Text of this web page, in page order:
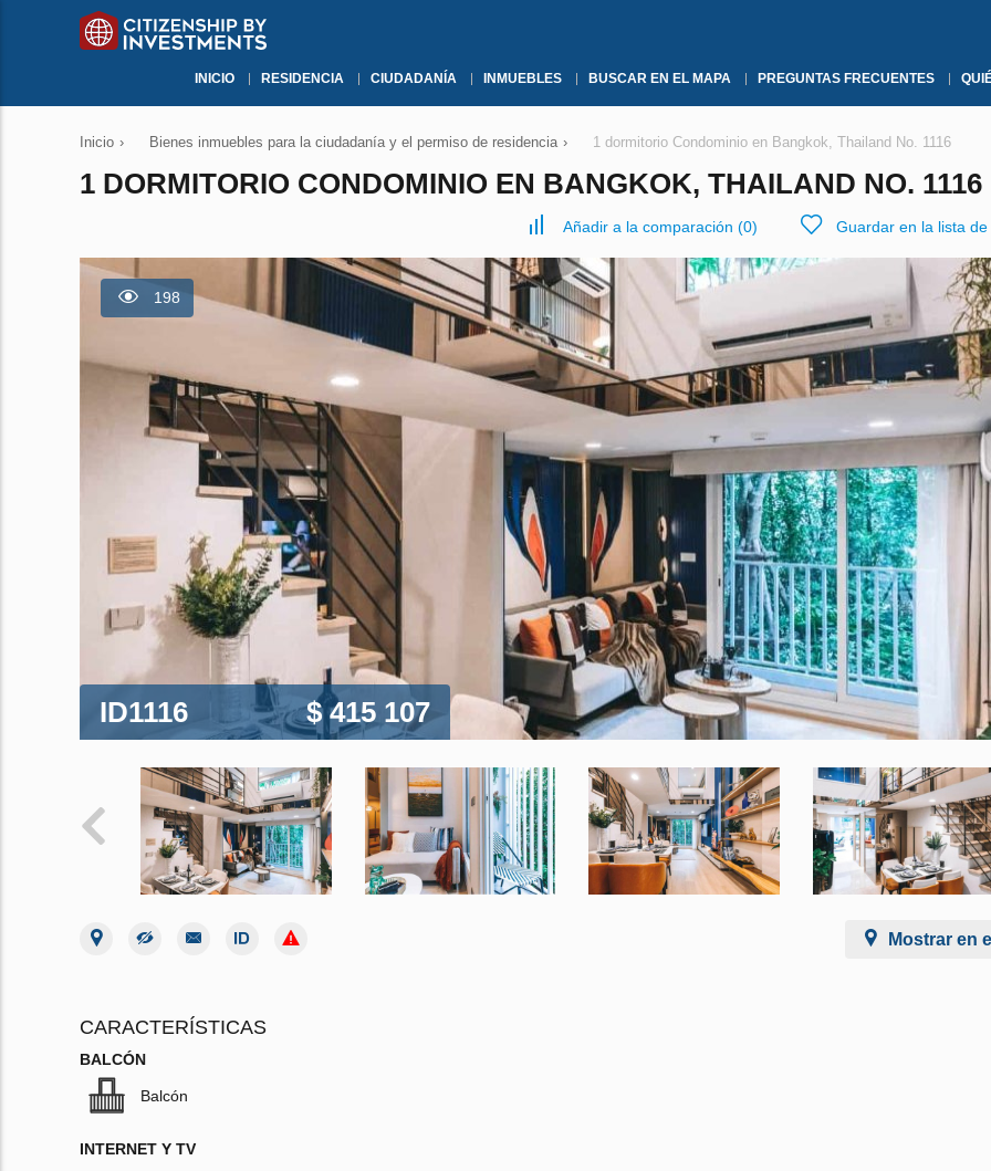
INICIO RESIDENCIA CIUDADANÍA INMUEBLES BUSCAR EN EL MAPA PREGUNTAS FRECUENTES
Inicio › Bienes inmuebles para la ciudadanía y el permiso de residencia › 1 dormitorio Condominio en Bangkok, Thailand No. 1116
1 DORMITORIO CONDOMINIO EN BANGKOK, THAILAND NO. 1116
Añadir a la comparación (0) Guardar en la lista
198
ID1116 $ 415 107
Mostrar en
CARACTERÍSTICAS
BALCÓN
Balcón
INTERNET Y TV